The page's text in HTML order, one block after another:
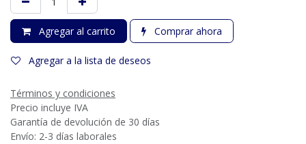
Agregar al carrito Comprar ahora
Agregar a la lista de deseos
Términos y condiciones
Precio incluye IVA
Garantía de devolución de 30 días
Envío: 2-3 días laborales